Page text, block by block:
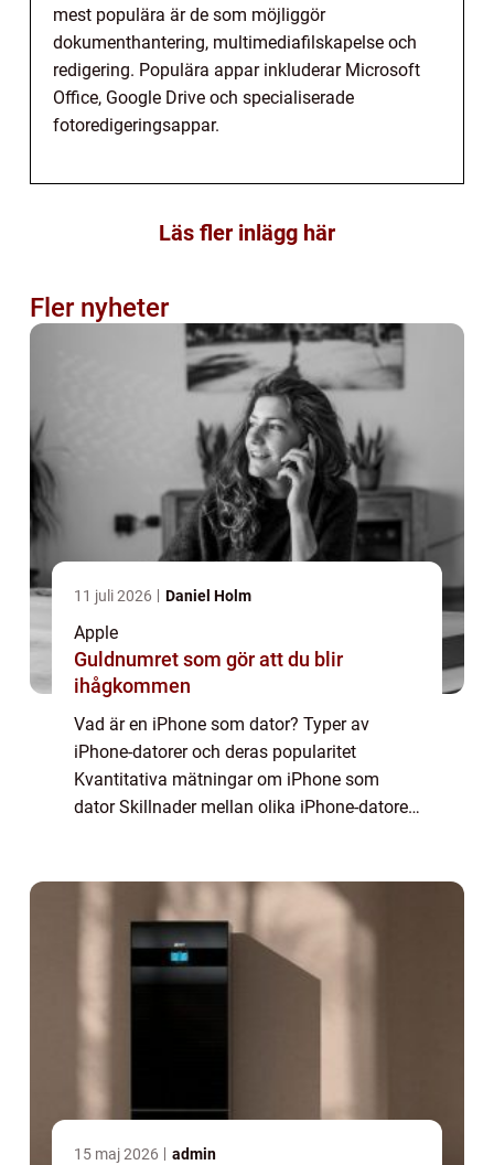
mest populära är de som möjliggör
dokumenthantering, multimediafilskapelse och
redigering. Populära appar inkluderar Microsoft
Office, Google Drive och specialiserade
fotoredigeringsappar.
Läs fler inlägg här
Fler nyheter
11 juli 2026 Daniel Holm
Apple
Guldnumret som gör att du blir
ihågkommen
Vad är en iPhone som dator? Typer av
iPhone-datorer och deras popularitet
Kvantitativa mätningar om iPhone som
dator Skillnader mellan olika iPhone-datorer
har revolutionerat...
15 maj 2026 admin